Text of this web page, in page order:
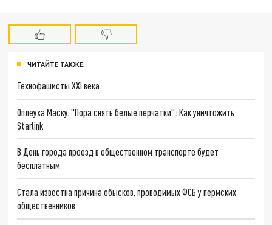
ЧИТАЙТЕ ТАКЖЕ:
Технофашисты XXI века
Оплеуха Маску. "Пора снять белые перчатки": Как уничтожить
Starlink
В День города проезд в общественном транспорте будет
бесплатным
Стала известна причина обысков, проводимых ФСБ у пермских
общественников